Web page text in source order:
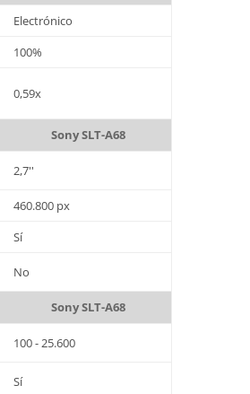
Electrónico
100%
0,59x
Sony SLT-A68
2,7''
460.800 px
Sí
No
Sony SLT-A68
100 - 25.600
Sí